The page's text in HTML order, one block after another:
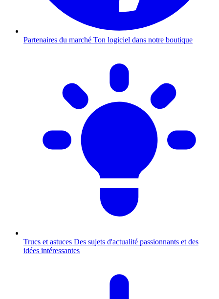
Partenaires du marché Ton logiciel dans notre boutique
Trucs et astuces Des sujets d'actualité passionnants et des
idées intéressantes